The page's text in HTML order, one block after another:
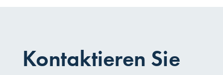
Kontaktieren Sie